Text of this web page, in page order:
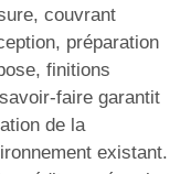
couvrant
préparation
finitions
faire garantit
de la
existant.